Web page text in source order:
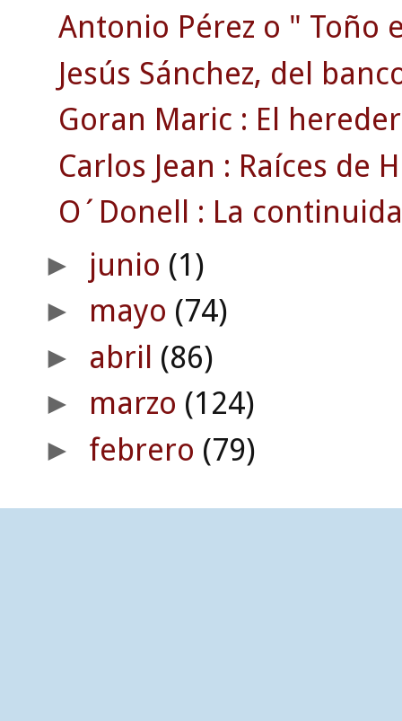
Antonio Pérez o " Toño
Jesús Sánchez, del
Goran Maric : El
Carlos Jean : Raíces de
O´Donell : La
► junio (1)
► mayo (74)
► abril (86)
► marzo (124)
► febrero (79)